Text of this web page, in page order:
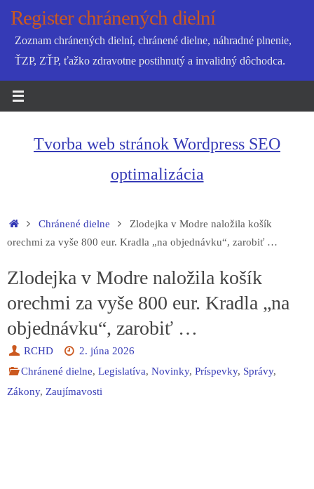
SkipRegister chránených dielní
Zoznam chránených dielní, chránené dielne, náhradné plnenie,
ŤZP, ZŤP, ťažko zdravotne postihnutý a invalidný dôchodca.
Tvorba web stránok Wordpress SEO
optimalizácia
HomeChránené dielne
Zlodejka v Modre naložila košík
orechmi za vyše 800 eur. Kradla „na objednávku“, zarobiť …
Zlodejka v Modre naložila košík
orechmi za vyše 800 eur. Kradla „na
objednávku“, zarobiť …
RCHD
2. júna 2026
Chránené dielne,Legislatíva,Novinky,Príspevky, Správy,
Zákony, Zaujímavosti